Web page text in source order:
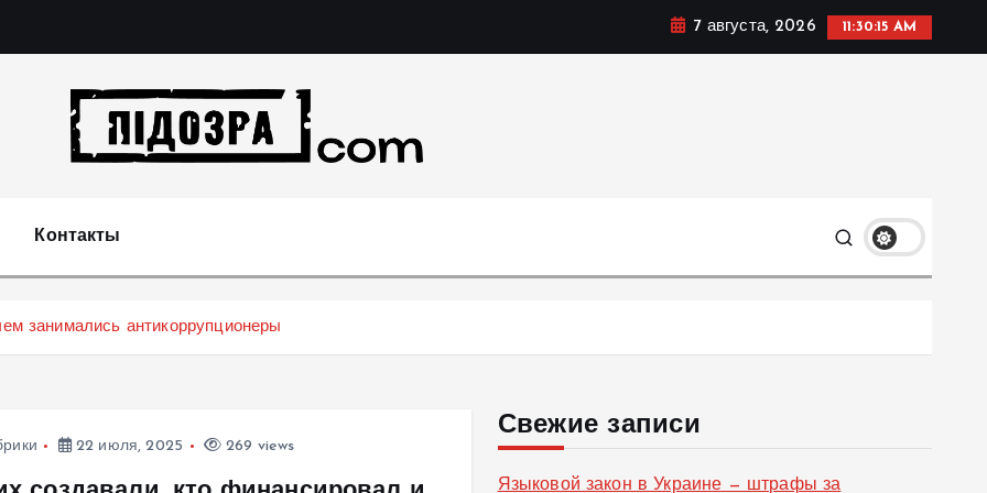
7 августа, 2026 11:30:16 AM
Контакты
занимались антикоррупционеры
22 июля, 2025 269 views
Свежие записи
Языковой закон в Украине — штрафы за